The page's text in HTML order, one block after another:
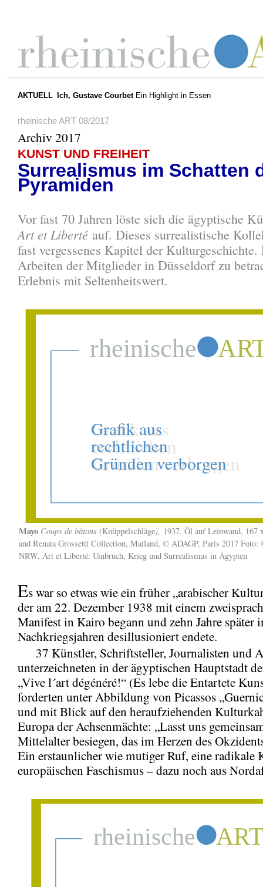
AKTUELL Ich, Gustave CourbetEin Highlight in Essen
rheinische ART 08/2017
Archiv 2017
KUNST UND FREIHEIT
Surrealismus im Schatten
Pyramiden
Vor fast 70 Jahren löste sich die ägyptische
Art et Liberté auf. Dieses surrealistische
fast vergessenes Kapitel der
Arbeiten der Mitglieder in Düsseldorf zu
Erlebnis mit Seltenheitswert.
Mayo Coups de bâtons (Knüppelschläge),
1937, Öl auf Leinwand, 167
and Renata Grossetti Collection, Mailand, © ADAGP, Paris 2017 Foto:
NRW, Art et Liberté: Umbruch, Krieg und Surrealismus in Ägypten
Es war so etwas wie ein früher „arabischer
der am 22. Dezember 1938 mit einem
Manifest in Kairo begann und zehn Jahre später
Nachkriegsjahren desillusioniert endete.
37 Künstler, Schriftsteller, Journalisten und
unterzeichneten in der ägyptischen Hauptstadt
„Vive l´art dégénéré!“ (Es lebe die Entartete
forderten unter Abbildung von Picassos
und mit Blick auf den heraufziehenden
Europa der Achsenmächte: „Lasst uns
Mittelalter besiegen, das im Herzen des
Ein erstaunlicher wie mutiger Ruf, eine radikale
europäischen Faschismus – dazu noch aus